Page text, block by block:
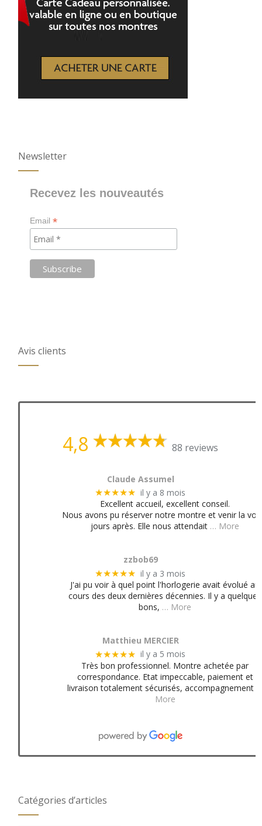
Newsletter
Recevez les nouveautés
Email*
Avis clients
4,8 88 reviews
Claude Assumel
★★★★★ il y a 8 mois
Excellent accueil, excellent conseil.
Nous avons pu réserver notre montre et venir la
jours après. Elle nous attendait … More
zzbob69
★★★★★ il y a 3 mois
J'ai pu voir à quel point l'horlogerie avait évolué au
cours des deux dernières décennies. Il y a quelques
bons, … More
Matthieu MERCIER
★★★★★ il y a 5 mois
Très bon professionnel. Montre achetée par
correspondance. Etat impeccable, paiement et
livraison totalement sécurisés, accompagnement
More
Catégories d’articles